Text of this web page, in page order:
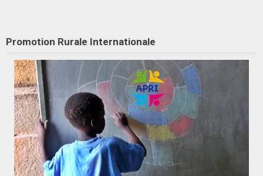
Promotion Rurale Internationale